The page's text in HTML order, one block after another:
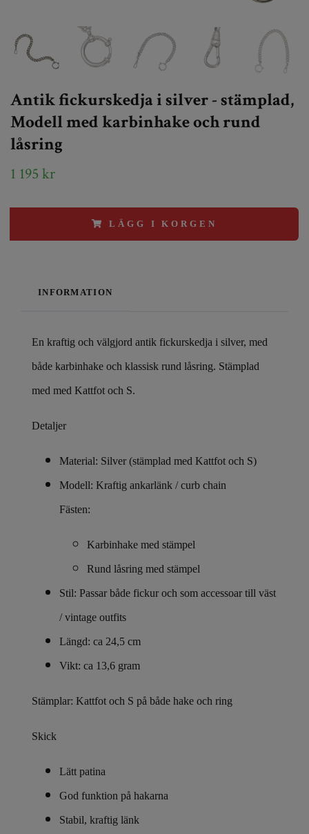
Antik fickurskedja i silver - stämplad,
Modell med karbinhake och rund
låsring
1 195 kr
LÄGG I KORGEN
INFORMATION
En kraftig och välgjord antik fickurskedja i silver, med
både karbinhake och klassisk rund låsring. Stämplad
med med Kattfot och S.
Detaljer
Material: Silver (stämplad med Kattfot och S)
Modell: Kraftig ankarlänk / curb chain
Fästen:
Karbinhake med stämpel
Rund låsring med stämpel
Stil: Passar både fickur och som accessoar till väst
/ vintage outfits
Längd: ca 24,5 cm
Vikt: ca 13,6 gram
Stämplar: Kattfot och S på både hake och ring
Skick
Lätt patina
God funktion på hakarna
Stabil, kraftig länk